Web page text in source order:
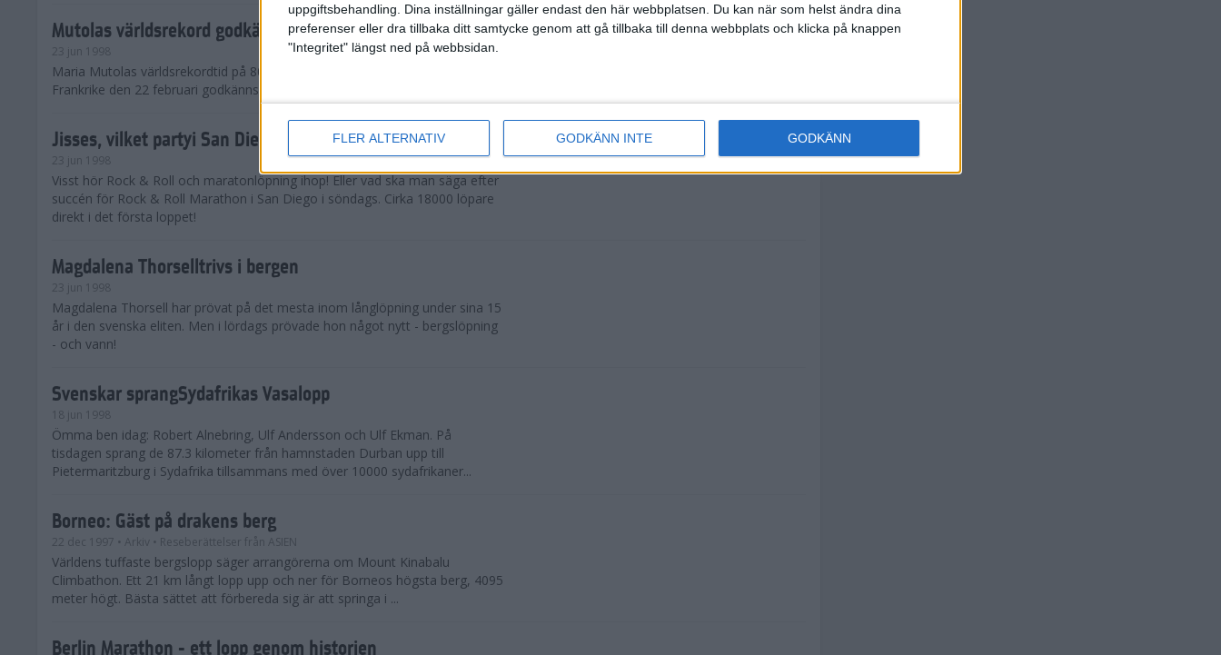
uppgiftsbehandling. Dina inställningar gäller endast den här webbplatsen. Du kan när som helst ändra dina
preferenser eller dra tillbaka ditt samtycke genom att gå tillbaka till denna webbplats och klicka på knappen
"Integritet" längst ned på webbsidan.
FLER ALTERNATIV GODKÄNN INTE GODKÄNN
Mutolas världsrekord godkänns ej
23 jun 1998
Maria Mutolas världsrekordtid på 800 meter från inomhusgalan i Lievin i
Frankrike den 22 februari godkänns ej.
Jisses, vilket partyi San Diego!
23 jun 1998
Visst hör Rock & Roll och maratonlöpning ihop! Eller vad ska man säga efter
succén för Rock & Roll Marathon i San Diego i söndags. Cirka 18000 löpare
direkt i det första loppet!
Magdalena Thorselltrivs i bergen
23 jun 1998
Magdalena Thorsell har prövat på det mesta inom långlöpning under sina 15
år i den svenska eliten. Men i lördags prövade hon något nytt - bergslöpning
- och vann!
Svenskar sprangSydafrikas Vasalopp
18 jun 1998
Ömma ben idag: Robert Alnebring, Ulf Andersson och Ulf Ekman. På
tisdagen sprang de 87.3 kilometer från hamnstaden Durban upp till
Pietermaritzburg i Sydafrika tillsammans med över 10000 sydafrikaner...
Borneo: Gäst på drakens berg
22 dec 1997 • Arkiv • Reseberättelser från ASIEN
Världens tuffaste bergslopp säger arrangörerna om Mount Kinabalu
Climbathon. Ett 21 km långt lopp upp och ner för Borneos högsta berg, 4095
meter högt. Bästa sättet att förbereda sig är att springa i ...
Berlin Marathon - ett lopp genom historien